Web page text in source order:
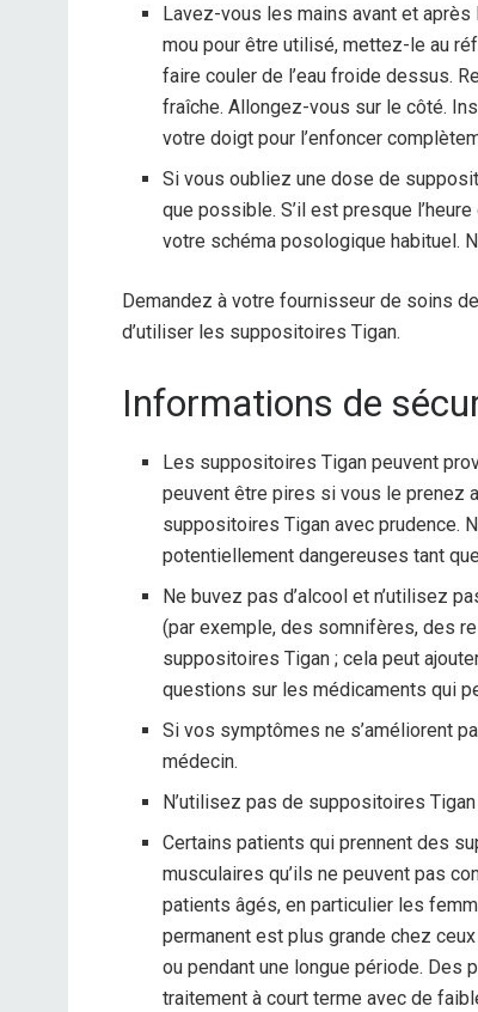
Lavez-vous les mains avant et
mou pour être utilisé, mettez-le au
faire couler de l’eau froide dessus.
fraîche. Allongez-vous sur le côté.
votre doigt pour l’enfoncer
Si vous oubliez une dose de
que possible. S’il est presque
votre schéma posologique habituel.
Demandez à votre fournisseur de soins
d’utiliser les suppositoires Tigan.
Informations de
Les suppositoires Tigan peuvent
peuvent être pires si vous le prenez
suppositoires Tigan avec prudence.
potentiellement dangereuses tant
Ne buvez pas d’alcool et n’utilisez
(par exemple, des somnifères, des
suppositoires Tigan ; cela peut
questions sur les médicaments qui
Si vos symptômes ne s’améliorent
médecin.
N’utilisez pas de suppositoires
Certains patients qui prennent des
musculaires qu’ils ne peuvent pas
patients âgés, en particulier les
permanent est plus grande chez
ou pendant une longue période. Des
traitement à court terme avec de